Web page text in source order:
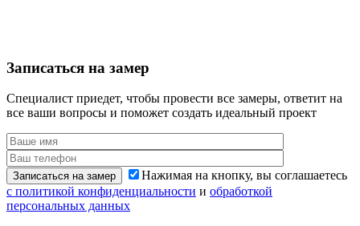
Записаться на замер
Специалист приедет, чтобы провести все замеры, ответит на
все ваши вопросы и поможет создать идеальный проект
Записаться на замер
Нажимая на кнопку, вы соглашаетесь
с политикой конфиденциальности и обработкой
персональных данных